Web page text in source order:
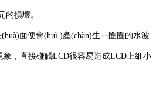
壞。
面便會(huì )產(chǎn)生一圈圈的水波
，直接碰觸LCD很容易造成LCD上細小